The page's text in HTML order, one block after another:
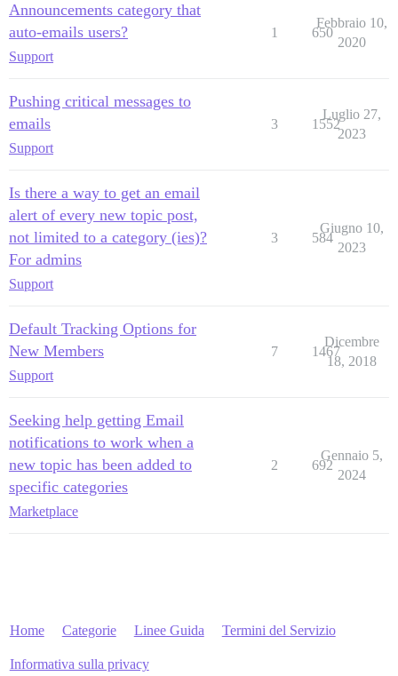
Announcements category that
auto-emails users?
Support
1 650
Febbraio 10,
2020
Pushing critical messages to
emails
Support
3 1552
Luglio 27,
2023
Is there a way to get an email
alert of every new topic post,
not limited to a category (ies)?
For admins
Support
3 584
Giugno 10,
2023
Default Tracking Options for
New Members
Support
7 1467
Dicembre
18, 2018
Seeking help getting Email
notifications to work when a
new topic has been added to
specific categories
Marketplace
2 692
Gennaio 5,
2024
Home Categorie Linee Guida Termini del Servizio
Informativa sulla privacy